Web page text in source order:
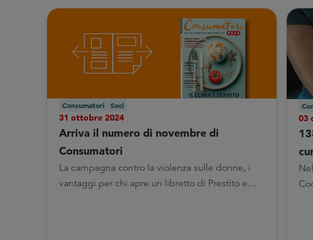
Consumatori Soci
31 ottobre 2024
Arriva il numero di novembre di
Consumatori
La campagna contro la violenza sulle donne, i
vantaggi per chi apre un libretto di Prestito e
03